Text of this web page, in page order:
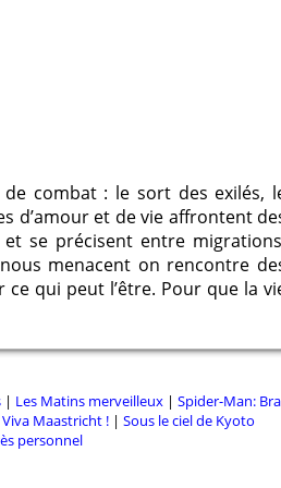
combat : le sort des exilés,
d’amour et de vie affrontent
se précisent entre
menacent on rencontre
qui peut l’être. Pour que la
| Les Matins merveilleux| Spider-Man:
Maastricht !| Sous le ciel de Kyoto
personnel